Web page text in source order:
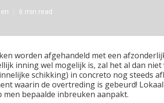
6 min read
worden afgehandeld met een
inning wel mogelijk is, zal het al dan
schikking) in concreto nog steeds
waarin de overtreding is gebeurd!
men bepaalde inbreuken aanpakt.